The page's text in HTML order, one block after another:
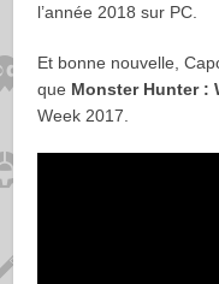
l’année 2018 sur PC.
Et bonne nouvelle,
que Monster Hunter :
Week 2017.